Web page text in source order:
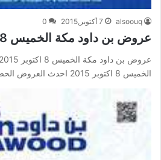
alsoouq 7 أكتوبر,2015 0
عروض بن داود مكة الخميس 8 اكتوبر 2015
الخميس 8 اكتوبر 2015 احدث العروض الحصرية في…